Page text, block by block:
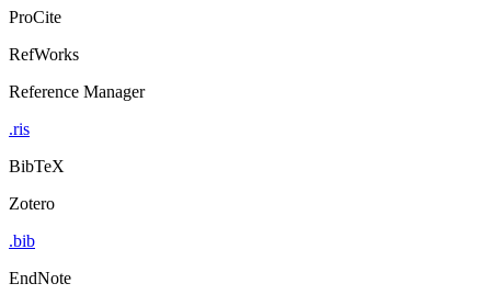
ProCite
RefWorks
Reference Manager
.ris
BibTeX
Zotero
.bib
EndNote